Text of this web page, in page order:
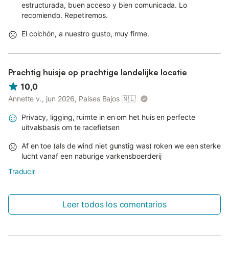
estructurada, buen acceso y bien comunicada. Lo
recomiendo. Repetiremos.
El colchón, a nuestro gusto, muy firme.
Prachtig huisje op prachtige landelijke locatie
10,0
Annette v., jun 2026, Países Bajos 🇳🇱
Privacy, ligging, ruimte in en om het huis en perfecte
uitvalsbasis om te racefietsen
Af en toe (als de wind niet gunstig was) roken we een sterke
lucht vanaf een naburige varkensboerderij
Traducir
Leer todos los comentarios